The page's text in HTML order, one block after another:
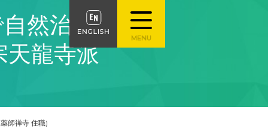
然治癒
天龍寺派
師禅寺 住職)